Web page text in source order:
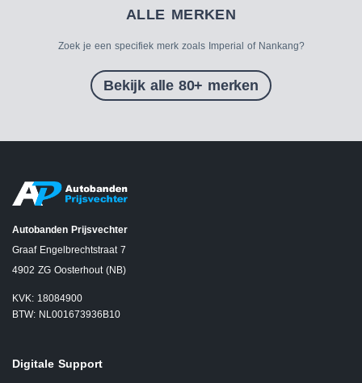
ALLE MERKEN
Zoek je een specifiek merk zoals Imperial of Nankang?
Bekijk alle 80+ merken
Autobanden Prijsvechter
Graaf Engelbrechtstraat 7
4902 ZG Oosterhout (NB)
KVK: 18084900
BTW: NL001673936B10
Digitale Support